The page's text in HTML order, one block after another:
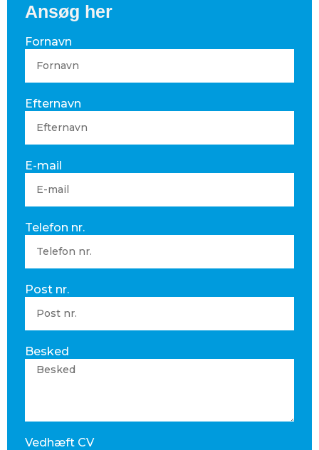
Ansøg her
Fornavn
Efternavn
E-mail
Telefon nr.
Post nr.
Besked
Vedhæft CV